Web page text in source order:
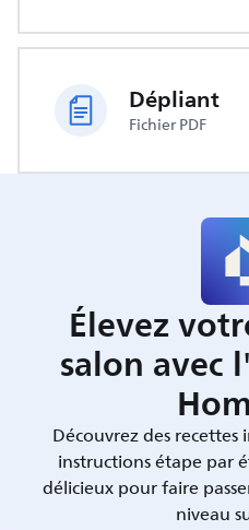
Dépliant
Fichier PDF
Élevez
salon avec
Découvrez des
instructions étape par
délicieux pour faire
niveau